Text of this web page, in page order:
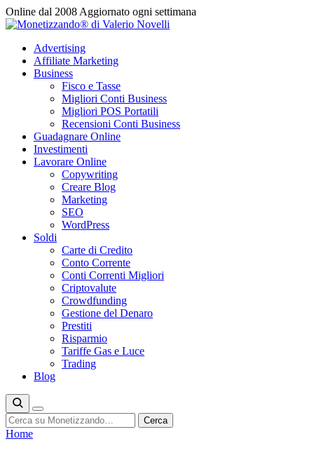
Vai
al
Online dal 2008 Aggiornato ogni settimana
Advertising
Affiliate Marketing
Business
Fisco e Tasse
Migliori Conti Business
Migliori POS Portatili
Recensioni Conti Business
Guadagnare Online
Investimenti
Lavorare Online
Copywriting
Creare Blog
Marketing
SEO
WordPress
Soldi
Carte di Credito
Conto Corrente
Conti Correnti Migliori
Criptovalute
Crowdfunding
Gestione del Denaro
Prestiti
Risparmio
Tariffe Gas e Luce
Trading
Blog
Cerca Cerca
Home